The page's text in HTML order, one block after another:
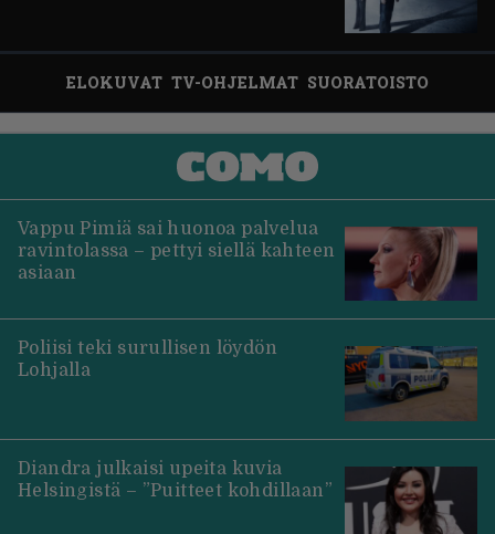
ELOKUVAT TV-OHJELMAT SUORATOISTO
Vappu Pimiä sai huonoa palvelua
ravintolassa – pettyi siellä kahteen
asiaan
Poliisi teki surullisen löydön
Lohjalla
Diandra julkaisi upeita kuvia
Helsingistä – ”Puitteet kohdillaan”